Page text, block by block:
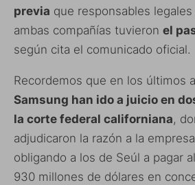
previa que responsables
ambas compañías tuvieron el
según cita el comunicado oficial.
Recordemos que en los últimos
Samsung han ido a juicio en
la corte federal californiana,
adjudicaron la razón a la
obligando a los de Seúl a pagar
930 millones de dólares en